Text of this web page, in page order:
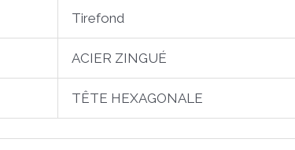
Tirefond
ACIER ZINGUÉ
TÊTE HEXAGONALE